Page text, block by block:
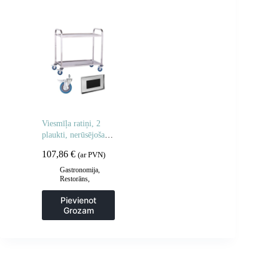
Viesmīļa ratiņi, 2
plaukti, nerūsējošais
107,86 € (ar PVN)
Gastronomija
Restorāns
piederumi
Viesmīļu ratiņi
Pievienot
Grozam